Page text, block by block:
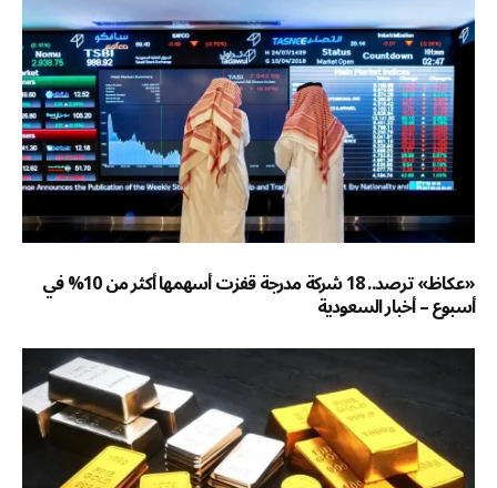
«عكاظ» ترصد.. 18 شركة مدرجة قفزت أسهمها أكثر من 10% في
أسبوع – أخبار السعودية